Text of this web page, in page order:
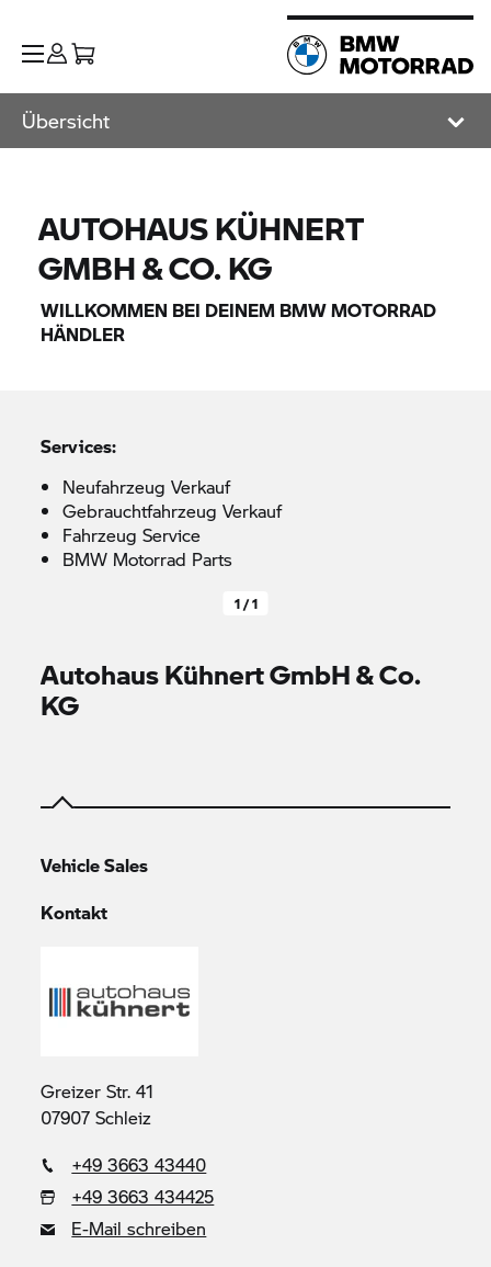
Übersicht
AUTOHAUS KÜHNERT
GMBH & CO. KG
WILLKOMMEN BEI DEINEM BMW MOTORRAD
HÄNDLER
Services:
Neufahrzeug Verkauf
Gebrauchtfahrzeug Verkauf
Fahrzeug Service
BMW Motorrad Parts
1 / 1
Autohaus Kühnert GmbH & Co.
KG
Vehicle Sales
Kontakt
Greizer Str. 41
07907 Schleiz
+49 3663 43440
+49 3663 434425
E-Mail schreiben